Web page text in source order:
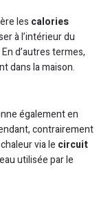
les calories
à l’intérieur du
d’autres termes,
dans la maison.
également en
contrairement
via le circuit
utilisée par le